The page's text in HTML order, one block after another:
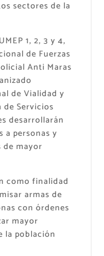
sectores de la
1, 2, 3 y 4,
de Fuerzas
Anti Maras
de Vialidad y
Servicios
desarrollarán
a personas y
de mayor
como finalidad
armas de
con órdenes
mayor
la población